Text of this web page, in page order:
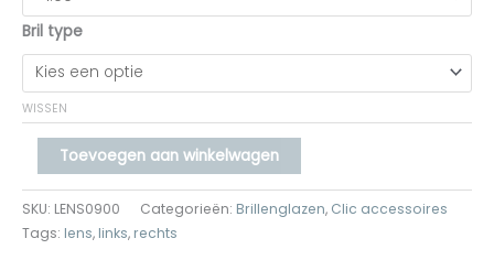
Bril type
WISSEN
Toevoegen aan winkelwagen
SKU: LENS0900 Categorieën: Brillenglazen, Clic accessoires
Tags: lens, links, rechts